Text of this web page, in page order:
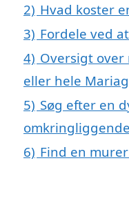
2) Hvad koster
3) Fordele ved
4) Oversigt
eller hele
5) Søg efter en
6) Find en